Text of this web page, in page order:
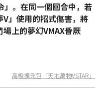
」。在同一個回合中，若
」使用的招式傷害，將
上的夢幻VMAX昏厥
高級擴充包「天地萬物VSTAR」